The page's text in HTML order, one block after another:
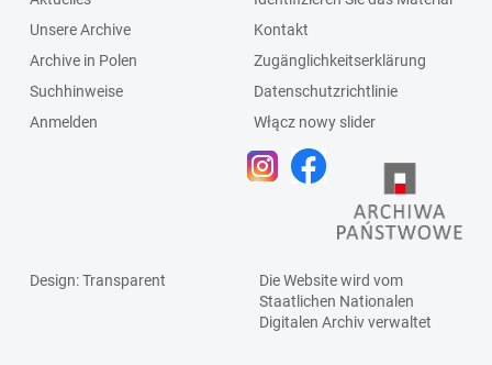
Unsere Archive
Archive in Polen
Suchhinweise
Anmelden
Kontakt
Zugänglichkeitserklärung
Datenschutzrichtlinie
Włącz nowy slider
Design: Transparent
Die Website wird vom
Staatlichen Nationalen
Digitalen Archivverwaltet